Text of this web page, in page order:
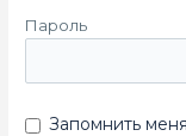
Пароль
Запомнить